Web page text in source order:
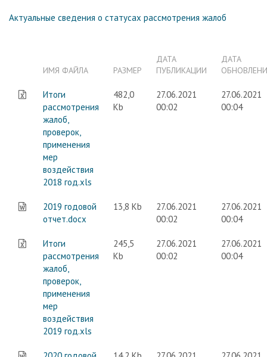
Актуальные сведения о статусах рассмотрения жалоб
ИМЯ ФАЙЛА РАЗМЕР
ДАТА
ПУБЛИКАЦИИ
ДАТА
Итоги
рассмотрения
жалоб,
проверок,
применения
мер
воздействия
2018 год.xls
482,0
Kb
27.06.2021
00:02
27.06.2021
00:04
2019 годовой
отчет.docx
13,8 Kb
27.06.2021
00:02
27.06.2021
00:04
Итоги
рассмотрения
жалоб,
проверок,
применения
мер
воздействия
2019 год.xls
245,5
Kb
27.06.2021
00:02
27.06.2021
00:04